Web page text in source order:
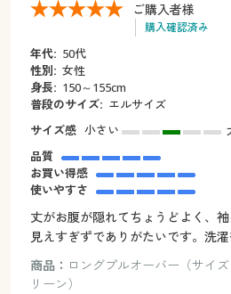
ご購入者様
購入確認済み
年代: 50代
性別: 女性
身長: 150～155cm
普段のサイズ: エルサイズ
サイズ感 小さい
品質
お買い得感
使いやすさ
丈がお腹が隠れてちょうどよく、
見えすぎずでありがたいです。洗
商品： ロングプルオーバー（サイ
リーン）